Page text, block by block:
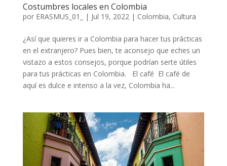
Costumbres locales en Colombia
por ERASMUS_01_ | Jul 19, 2022 | Colombia, Cultura
¿Así que quieres ir a Colombia para hacer tus prácticas
en el extranjero? Pues bien, te aconsejo que eches un
vistazo a estos consejos, porque podrían serte útiles
para tus prácticas en Colombia. El café El café de
aquí es dulce e intenso a la vez, Colombia ha...